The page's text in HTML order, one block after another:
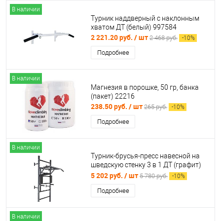
В наличии
Турник наддверный с наклонным
хватом ДТ (белый) 997584
2 221.20 руб. / шт 2 468 руб. -10%
Подробнее
В наличии
Магнезия в порошке, 50 гр, банка
(пакет) 22216
238.50 руб. / шт 265 руб. -10%
Подробнее
В наличии
Турник-брусья-пресс навесной на
шведскую стенку 3 в 1 ДТ (графит)
9975135
5 202 руб. / шт 5 780 руб. -10%
Подробнее
В наличии